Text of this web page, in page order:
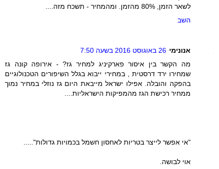
לשאר הזמן, 80% מהזמן. ומהמחיר - תשכח מזה....
השב
אנונימי 26 באוגוסט 2016 בשעה 7:50
מה הקשר בין איסור פארקיניג למחיר גז? - אירופה קונה גז
שמחירו ירד דרסטית , במחירי ייבוא בגלל השיפורים הטכנולוגיים
בהפקה והובלה. אפילו ישראל מייבאת היום גז נוזלי במחיר נמוך
ממחיר רכישת הגז מהמפיקות הישראליות....
"אי אפשר לייצר בטריות לאחסון חשמל בכמויות גדולות".....
אוי לבושה.